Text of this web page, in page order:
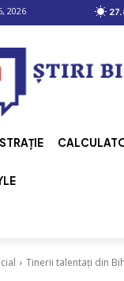
2026
Tinerii talentați din